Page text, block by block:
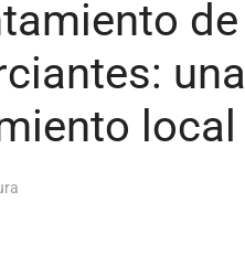
de
una
local